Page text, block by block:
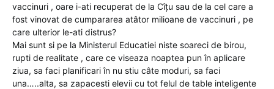
vaccinuri , oare i-ati recuperat de la Cîțu sau de la cel care a
fost vinovat de cumpararea atâtor milioane de vaccinuri , pe
care ulterior le-ati distrus?
Mai sunt si pe la Ministerul Educatiei niste soareci de birou,
rupti de realitate , care ce viseaza noaptea pun în aplicare
ziua, sa faci planificari în nu stiu câte moduri, sa faci
una…..alta, sa zapacesti elevii cu tot felul de table inteligente